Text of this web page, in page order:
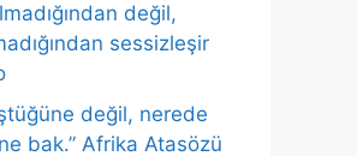
değil,
sessizleşir
değil, nerede
bak.” Afrika Atasözü